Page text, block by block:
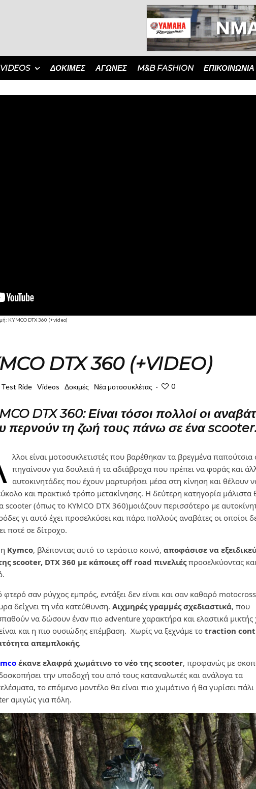
VIDEOS ΔΟΚΙΜΈΣ ΑΓΏΝΕΣ M&B FASHION ΕΠΙΚΟΙΝΩΝΙΑ
KYMCO DTX 360 (+video)
DTX 360 (+VIDEO)
Test Ride Videos Δοκιμές Νέα μοτοσυκλέτας · 0
DTX 360: Είναι τόσοι πολλοί οι
περνούν τη ζωή τους πάνω σε ένα scooter.
λλοι είναι μοτοσυκλετιστές που βαρέθηκαν τα βρεγμένα παπούτσια
πηγαίνουν για δουλειά ή τα αδιάβροχα που πρέπει να φοράς και
αυτοκινητάδες που έχουν μαρτυρήσει μέσα στη κίνηση και θέλουν
και πρακτικό τρόπο μετακίνησης. Η δεύτερη κατηγορία μάλιστα
scooter (όπως το KYMCO DTX 360)μοιάζουν περισσότερο με
γι αυτό έχει προσελκύσει και πάρα πολλούς αναβάτες οι οποίοι
ποτέ σε δίτροχο.
Kymco, βλέποντας αυτό το τεράστιο κοινό, αποφάσισε να
scooter, DTX 360 με κάποιες off road πινελιέςπροσελκύοντας
σαν ρύγχος εμπρός, εντάξει δεν είναι και σαν καθαρό
δείχνει τη νέα κατεύθυνση. Αιχμηρές γραμμές σχεδιαστικά, που
να δώσουν έναν πιο adventure χαρακτήρα και ελαστικά μικτής
και η πιο ουσιώδης επέμβαση. Χωρίς να ξεχνάμε το traction
απεμπλοκής.
έκανε ελαφρά χωμάτινο το νέο της scooter, προφανώς με
την υποδοχή του από τους καταναλωτές και ανάλογα τα
το επόμενο μοντέλο θα είναι πιο χωμάτινο ή θα γυρίσει
αμιγώς για πόλη.